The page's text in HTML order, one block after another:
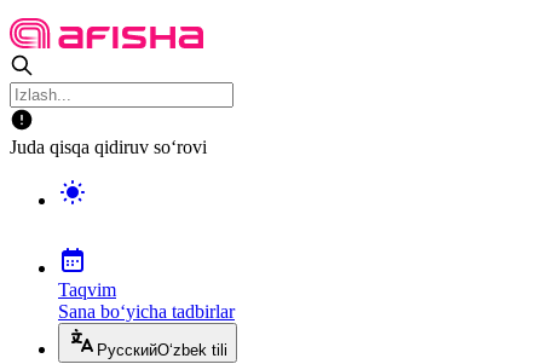
Juda qisqa qidiruv so‘rovi
Taqvim
Sana bo‘yicha tadbirlar
РусскийO‘zbek tili